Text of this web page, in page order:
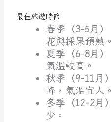
最佳旅遊時節
春季（3-5月）
花與採果預熱。
夏季（6-8月）
氣溫較高。
秋季（9-11月）
峰，氣溫宜人。
冬季（12-2月）
少。